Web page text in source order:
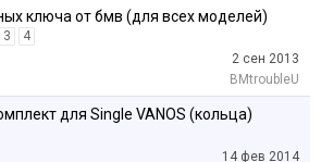
ключа от бмв (для всех моделей)
3
4
2 сен 2013
BMtroubleU
для Single VANOS (кольца)
14 фев 2014